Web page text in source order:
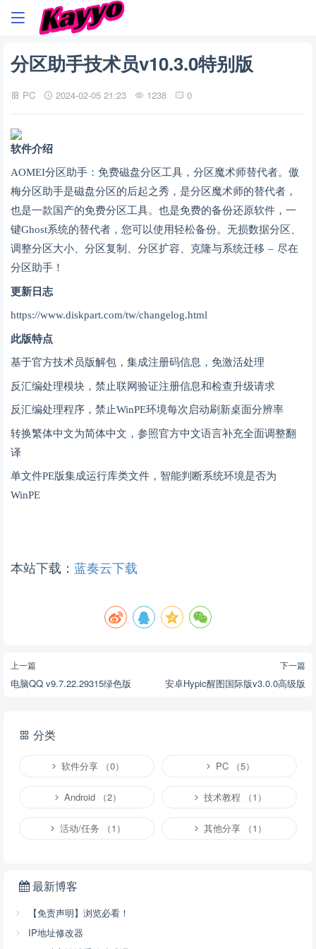
分区助手技术员v10.3.0特别版
PC 2024-02-05 21:23 1238 0
软件介绍
AOMEI分区助手：免费磁盘分区工具，分区魔术师替代者。傲
梅分区助手是磁盘分区的后起之秀，是分区魔术师的替代者，
也是一款国产的免费分区工具。也是免费的备份还原软件，一
键Ghost系统的替代者，您可以使用轻松备份。无损数据分区、
调整分区大小、分区复制、分区扩容、克隆与系统迁移 – 尽在
分区助手！
更新日志
https://www.diskpart.com/tw/changelog.html
此版特点
基于官方技术员版解包，集成注册码信息，免激活处理
反汇编处理模块，禁止联网验证注册信息和检查升级请求
反汇编处理程序，禁止WinPE环境每次启动刷新桌面分辨率
转换繁体中文为简体中文，参照官方中文语言补充全面调整翻
译
单文件PE版集成运行库类文件，智能判断系统环境是否为
WinPE
本站下载： 蓝奏云下载
上一篇
电脑QQ v9.7.22.29315绿色版
下一篇
安卓Hypic醒图国际版v3.0.0高级版
分类
软件分享 （0） PC （5）
Android （2） 技术教程 （1）
活动/任务 （1） 其他分享 （1）
最新博客
【免责声明】浏览必看！
IP地址修改器